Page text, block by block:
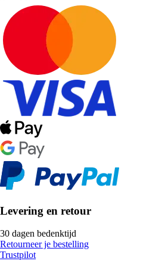
Levering en retour
30 dagen bedenktijd
Retourneer je bestelling
Trustpilot